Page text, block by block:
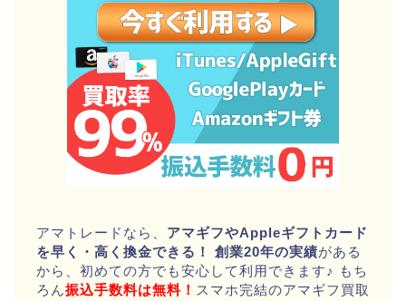
アマトレードなら、 アマギフやAppleギフトカード
を早く・高く換金できる！
創業20年の実績がある
から、初めての方でも安心して利用できます♪ もち
ろん振込手数料は無料！ スマホ完結のアマギフ買取